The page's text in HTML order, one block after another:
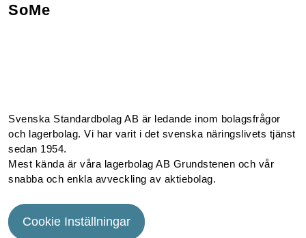
SoMe
Svenska Standardbolag AB är ledande inom bolagsfrågor
och lagerbolag. Vi har varit i det svenska näringslivets tjänst
sedan 1954.
Mest kända är våra lagerbolag AB Grundstenen och vår
snabba och enkla avveckling av aktiebolag.
Cookie Inställningar